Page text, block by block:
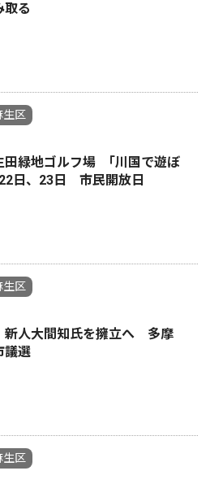
取る
生区
田緑地ゴルフ場 ｢川国で遊ぼ
日、23日 市民開放日
生区
人大間知氏を擁立へ 多摩
選
生区